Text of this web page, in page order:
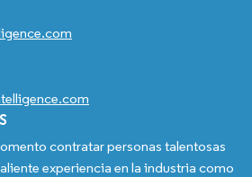
contratar personas talentosas
experiencia en la industria como